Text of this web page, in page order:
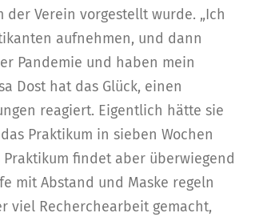
Verein vorgestellt wurde. „Ich
aufnehmen, und dann
Pandemie und haben mein
Dost hat das Glück, einen
reagiert. Eigentlich hätte sie
Praktikum in sieben Wochen
findet aber überwiegend
mit Abstand und Maske regeln
viel Recherchearbeit gemacht,